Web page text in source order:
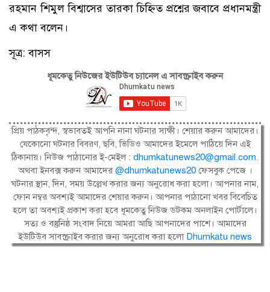
রহমান শিমুল বিশ্বাসের তারকা চিহ্নিত প্রশ্নের জবাবে প্রধানমন্ত্রী
এ কথা বলেন।
সূত্র: বাসস
ধূমকেতু নিউজের ইউটিউব চ্যানেল এ সাবস্ক্রাইব করুন
প্রিয় পাঠকবৃন্দ, স্বভাবতই আপনি নানা ঘটনার সাক্ষী। শেয়ার করুন আমাদের।
যেকোনো ঘটনার বিবরণ, ছবি, ভিডিও আমাদের ইমেলে পাঠিয়ে দিন এই
ঠিকানায়। নিউজ পাঠানোর ই-মেইল : dhumkatunews20@gmail.com.
অথবা ইনবক্স করুন আমাদের@dhumkatunews20 ফেসবুক পেজে ।
ঘটনার স্থান, দিন, সময় উল্লেখ করার জন্য অনুরোধ করা হলো। আপনার নাম,
ফোন নম্বর অবশ্যই আমাদের শেয়ার করুন। আপনার পাঠানো খবর বিবেচিত
হলে তা অবশ্যই প্রকাশ করা হবে ধূমকেতু নিউজ ডটকম অনলাইন পোর্টালে।
সত্য ও বস্তুনিষ্ঠ সংবাদ নিয়ে আমরা আছি আপনাদের পাশে। আমাদের
ইউটিউব সাবস্ক্রাইব করার জন্য অনুরোধ করা হলো Dhumkatu news